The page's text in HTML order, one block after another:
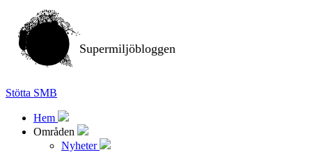
Supermiljöbloggen
Stötta SMB
Hem
Områden
Nyheter